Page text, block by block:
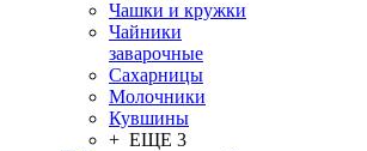
Чашки и кружки
Чайники
заварочные
Сахарницы
Молочники
Кувшины
+ ЕЩЕ 3